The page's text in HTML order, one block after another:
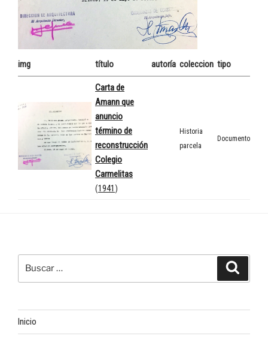
img título autoría coleccion tipo
Carta de
Amann que
anuncio
término de
reconstrucción
Colegio
Carmelitas
(1941)
Historia
parcela
Documento
Inicio